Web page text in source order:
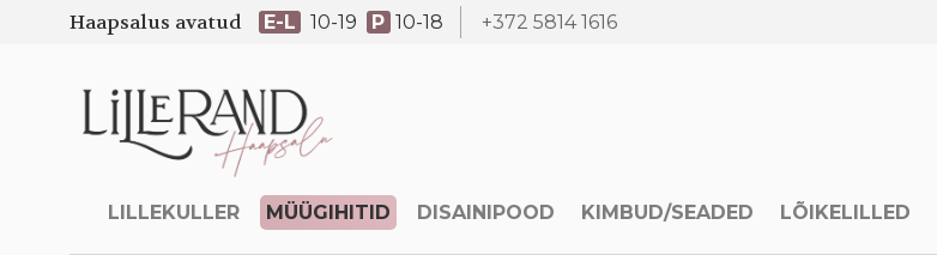
Haapsalus avatud E-L 10-19 P 10-18 +372 5814 1616
LILLEKULLER MÜÜGIHITID DISAINIPOOD KIMBUD/SEADED LÕIKELILLED